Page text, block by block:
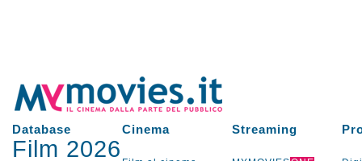
Database Cinema Streaming
Film 2026